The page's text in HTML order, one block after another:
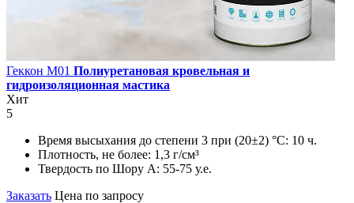
Геккон М01 Полиуретановая кровельная и
гидроизоляционная мастика
Хит
5
Время высыхания до степени 3 при (20±2) °С: 10 ч.
Плотность, не более: 1,3 г/см³
Твердость по Шору А: 55-75 у.е.
Заказать Цена по запросу